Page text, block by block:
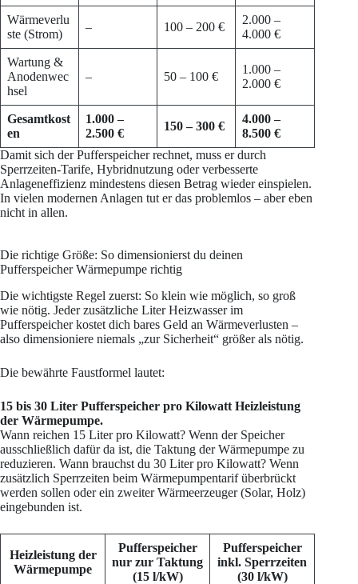
Wärmeverlu
ste (Strom)
– 100 – 200 €
2.000 –
4.000 €
Wartung &
Anodenwec
hsel
– 50 – 100 €
1.000 –
2.000 €
Gesamtkost
en
1.000 –
2.500 €
150 – 300 €
4.000 –
8.500 €
Damit sich der Pufferspeicher rechnet, muss er durch
Sperrzeiten-Tarife, Hybridnutzung oder verbesserte
Anlageneffizienz mindestens diesen Betrag wieder einspielen.
In vielen modernen Anlagen tut er das problemlos – aber eben
nicht in allen.
Die richtige Größe: So dimensionierst du deinen
Pufferspeicher Wärmepumpe richtig
Die wichtigste Regel zuerst: So klein wie möglich, so groß
wie nötig. Jeder zusätzliche Liter Heizwasser im
Pufferspeicher kostet dich bares Geld an Wärmeverlusten –
also dimensioniere niemals „zur Sicherheit“ größer als nötig.
Die bewährte Faustformel lautet:
15 bis 30 Liter Pufferspeicher pro Kilowatt Heizleistung
der Wärmepumpe.
Wann reichen 15 Liter pro Kilowatt? Wenn der Speicher
ausschließlich dafür da ist, die Taktung der Wärmepumpe zu
reduzieren. Wann brauchst du 30 Liter pro Kilowatt? Wenn
zusätzlich Sperrzeiten beim Wärmepumpentarif überbrückt
werden sollen oder ein zweiter Wärmeerzeuger (Solar, Holz)
eingebunden ist.
Heizleistung der
Wärmepumpe
Pufferspeicher
nur zur Taktung
(15 l/kW)
Pufferspeicher
inkl. Sperrzeiten
(30 l/kW)